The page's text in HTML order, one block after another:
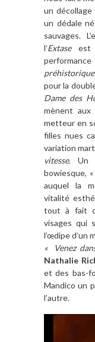
un décollage
un dédale
sauvages.
l’Extaseest
préhistorique
pour la
Dame des
mènent aux
metteur en
filles nues
variation
vitesse. Un
bowiesque,
auquel la
vitalité
tout à fait
visages qui
l’œdipe d’un
« Venez
Nathalie
et des bas-
Mandico un
l’autre.